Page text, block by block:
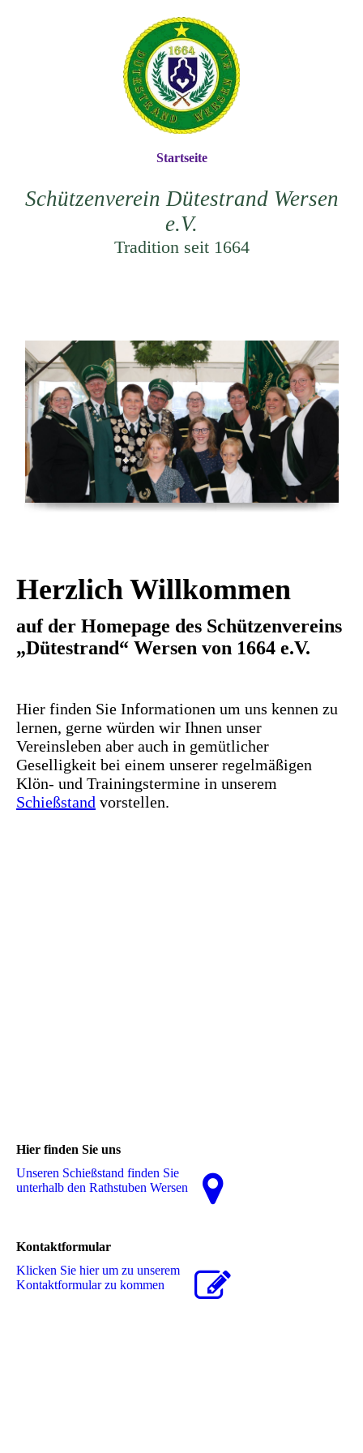
Schützenverein Dütestrand Wersen
e.V.
Tradition seit 1664
Startseite
Herzlich Willkommen
auf der Homepage des Schützenvereins
„Dütestrand“ Wersen von 1664 e.V.
Hier finden Sie Informationen um uns kennen zu
lernen, gerne würden wir Ihnen unser
Vereinsleben aber auch in gemütlicher
Geselligkeit bei einem unserer regelmäßigen
Klön- und Trainingstermine in unserem
Schießstand vorstellen.
Hier finden Sie uns
Unseren Schießstand finden Sie
unterhalb den Rathstuben Wersen
Kontaktformular
Klicken Sie hier um zu unserem
Kon­takt­for­mu­lar zu kommen